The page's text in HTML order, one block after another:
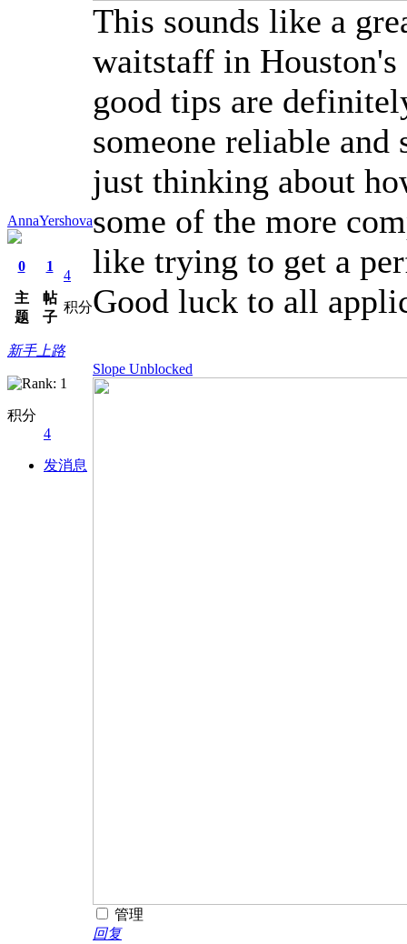
AnnaYershova
0
主
题
1
帖
子
4
积分
新手上路
积分
4
发消息
This sounds like a
waitstaff in
good tips are
someone reliable
just thinking about
some of the more
like trying to get a
Good luck to all
Slope Unblocked
管理
回复